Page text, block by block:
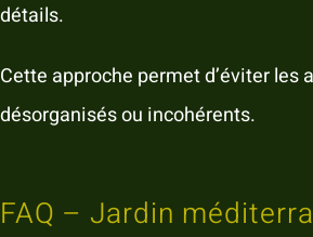
détails.
Cette approche permet d’éviter les
désorganisés ou incohérents.
FAQ – Jardin